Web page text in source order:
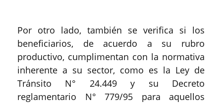
Por otro lado, también se verifica si los
beneficiarios, de acuerdo a su rubro
productivo, cumplimentan con la normativa
inherente a su sector, como es la Ley de
Tránsito N° 24.449 y su Decreto
reglamentario N° 779/95 para aquellos